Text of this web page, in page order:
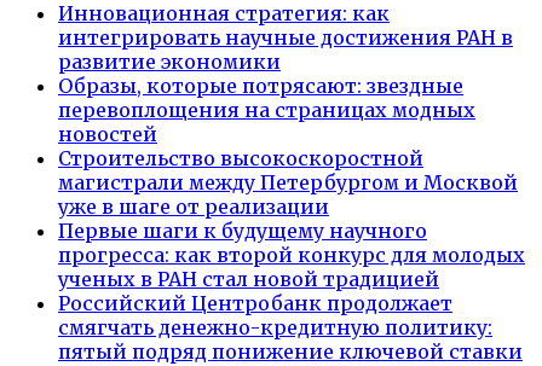
Инновационная стратегия: как
интегрировать научные достижения РАН в
развитие экономики
Образы, которые потрясают: звездные
перевоплощения на страницах модных
новостей
Строительство высокоскоростной
магистрали между Петербургом и Москвой
уже в шаге от реализации
Первые шаги к будущему научного
прогресса: как второй конкурс для молодых
ученых в РАН стал новой традицией
Российский Центробанк продолжает
смягчать денежно-кредитную политику:
пятый подряд понижение ключевой ставки